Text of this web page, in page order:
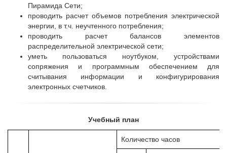
Пирамида Сети;
проводить расчет объемов потребления электрической
энергии, в т.ч. неучтенного потребления;
проводить расчет балансов элементов
распределительной электрической сети;
уметь пользоваться ноутбуком, устройствами
сопряжения и программным обеспечением для
считывания информации и конфигурирования
электронных счетчиков.
Учебный план
Количество часов